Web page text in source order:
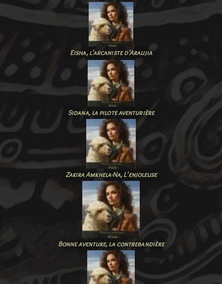
Eisha, l’arcaniste d’Araujia
Sidana, la pilote aventurière
Zakira Amkhela-Na, L'enjoleuse
Bonneaventure, la contrebandière